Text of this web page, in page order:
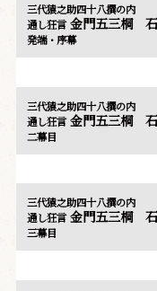
三代猿之助四十八撰の内
通し狂言金門五三桐 石
発端・序幕
三代猿之助四十八撰の内
通し狂言金門五三桐 石
二幕目
三代猿之助四十八撰の内
通し狂言金門五三桐 石
三幕目